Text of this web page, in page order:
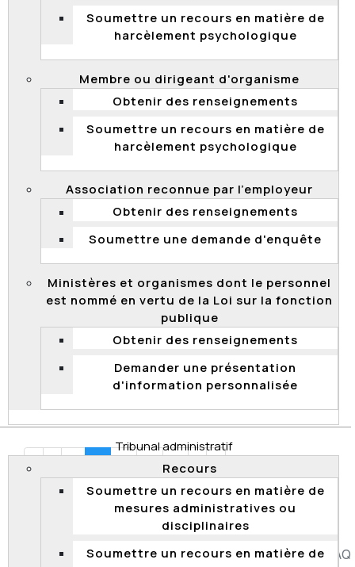
Soumettre un recours en matière de
harcèlement psychologique
Membre ou dirigeant d'organisme
Obtenir des renseignements
Soumettre un recours en matière de
harcèlement psychologique
Association reconnue par l’employeur
Obtenir des renseignements
Soumettre une demande d'enquête
Ministères et organismes dont le personnel
est nommé en vertu de la Loi sur la fonction
publique
Obtenir des renseignements
Demander une présentation
d'information personnalisée
Tribunal administratif
Recours
Soumettre un recours en matière de
mesures administratives ou
disciplinaires
Soumettre un recours en matière de
délai de convocation à l’évaluation – appel rejeté
2015 QCCFP 13
disciplinaire déguisée – emploi de cadre – caractère
indissociable d'une mesure administrative et de son
annonce – absence de compétence de la
Commission lorsqu'une affectation constitue une
mesure administrative – abus de droit – pouvoir de
réparation de la Commission – erreur de droit – vice de
fond – requête accueillie
Décisions associées
16 juin 2016 -Paquette et Ministère de la Santé et
des Services sociaux, 2016 QCCFP 14
17 décembre 2015 -Paquette c. Commission de la
fonction publique, 2015 QCCS 6227
10 décembre 2014 -Paquette et Ministère de la
Santé et des Services sociaux, 2014 QCCFP 25
1 2 3 4 5
Accessibilité Plan du site Diffusion de l'information FAQ